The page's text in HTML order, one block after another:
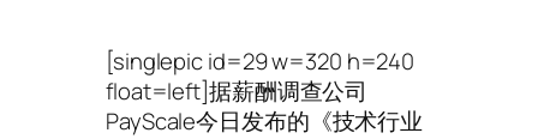
[singlepic id=29 w=320 h=240
float=left]据薪酬调查公司
PayScale今日发布的《技术行业